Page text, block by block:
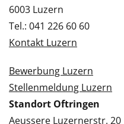
6003 Luzern
Tel.: 041 226 60 60
Kontakt Luzern
Bewerbung Luzern
Stellenmeldung Luzern
Standort Oftringen
Aeussere Luzernerstr. 20